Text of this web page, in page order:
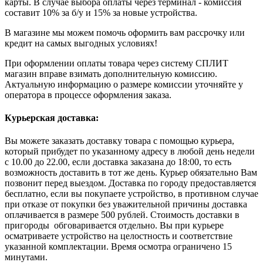
составит 10% за б/у и 15% за новые устройства.
В магазине мы можем помочь оформить вам рассрочку или
кредит на самых выгодных условиях!
При оформлении оплаты товара через систему СПЛИТ
магазин вправе взимать дополнительную комиссию.
Актуальную информацию о размере комиссии уточняйте у
оператора в процессе оформления заказа.
Курьерская доставка:
Вы можете заказать доставку товара с помощью курьера,
который прибудет по указанному адресу в любой день недели
с 10.00 до 22.00, если доставка заказана до 18:00, то есть
возможность доставить в тот же день. Курьер обязательно Вам
позвонит перед выездом. Доставка по городу предоставляется
бесплатно, если вы покупаете устройство, в противном случае
при отказе от покупки без уважительной причины доставка
оплачивается в размере 500 рублей. Стоимость доставки в
пригороды обговаривается отдельно. Вы при курьере
осматриваете устройство на целостность и соответствие
указанной комплектации. Время осмотра ограничено 15
минутами.